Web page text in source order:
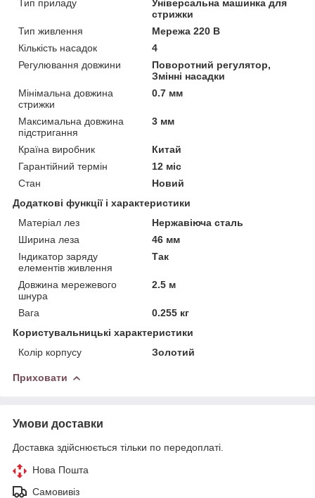
Тип приладу
Універсальна машинка для
стрижки
Тип живлення
Мережа 220 В
Кількість насадок
4
Регулювання довжини
Поворотний регулятор,
Змінні насадки
Мінімальна довжина
стрижки
0.7 мм
Максимальна довжина
підстригання
3 мм
Країна виробник
Китай
Гарантійний термін
12 міс
Стан
Новий
Додаткові функції і характеристики
Матеріал лез
Нержавіюча сталь
Ширина леза
46 мм
Індикатор заряду
елементів живлення
Так
Довжина мережевого
шнура
2.5 м
Вага
0.255 кг
Користувальницькі характеристики
Колір корпусу
Золотий
Приховати
Умови доставки
Доставка здійснюється тільки по передоплаті.
Нова Пошта
Самовивіз